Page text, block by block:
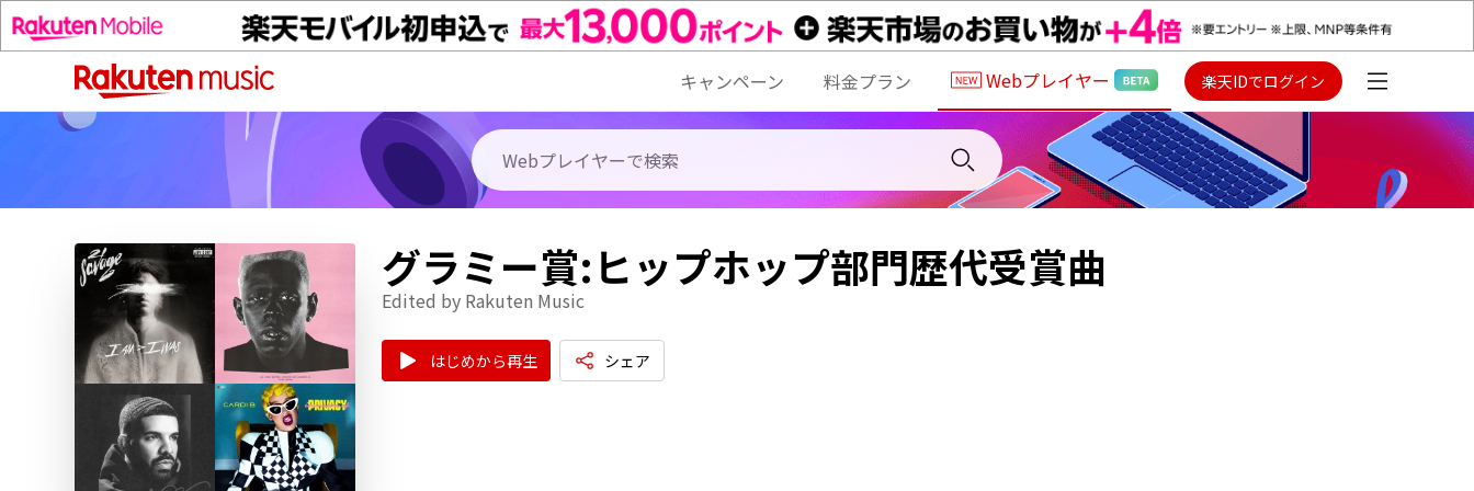
キャンペーン 料金プラン Webプレイヤー 楽天IDでログイン
グラミー賞:ヒップホップ部門歴代受賞曲
Edited by Rakuten Music
はじめから再生 シェア